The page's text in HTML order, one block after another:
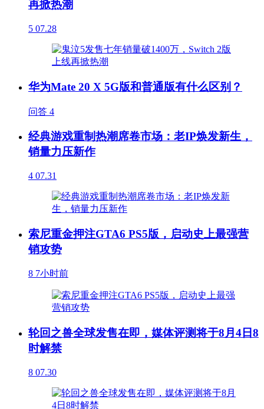
再掀热潮
5 07.28
华为Mate 20 X 5G版和普通版有什么区别？
问答 4
经典游戏重制热潮席卷市场：老IP焕发新生，
销量力压新作
4 07.31
索尼重金押注GTA6 PS5版，启动史上最强营
销攻势
8 7小时前
轮回之兽全球发售在即，媒体评测将于8月4日8
时解禁
8 07.30